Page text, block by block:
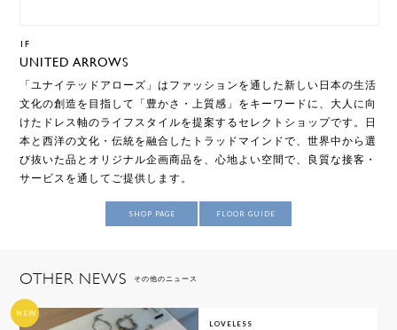
1F
UNITED ARROWS
「ユナイテッドアローズ」はファッションを通した新しい日本の生活
文化の創造を目指して「豊かさ・上質感」をキーワードに、大人に向
けたドレス軸のライフスタイルを提案するセレクトショップです。日
本と西洋の文化・伝統を融合したトラッドマインドで、世界中から選
び抜いた品とオリジナル企画商品を、心地よい空間で、良質な接客・
サービスを通してご提供します。
SHOP PAGE FLOOR GUIDE
OTHER NEWS その他のニュース
NEW
LOVELESS